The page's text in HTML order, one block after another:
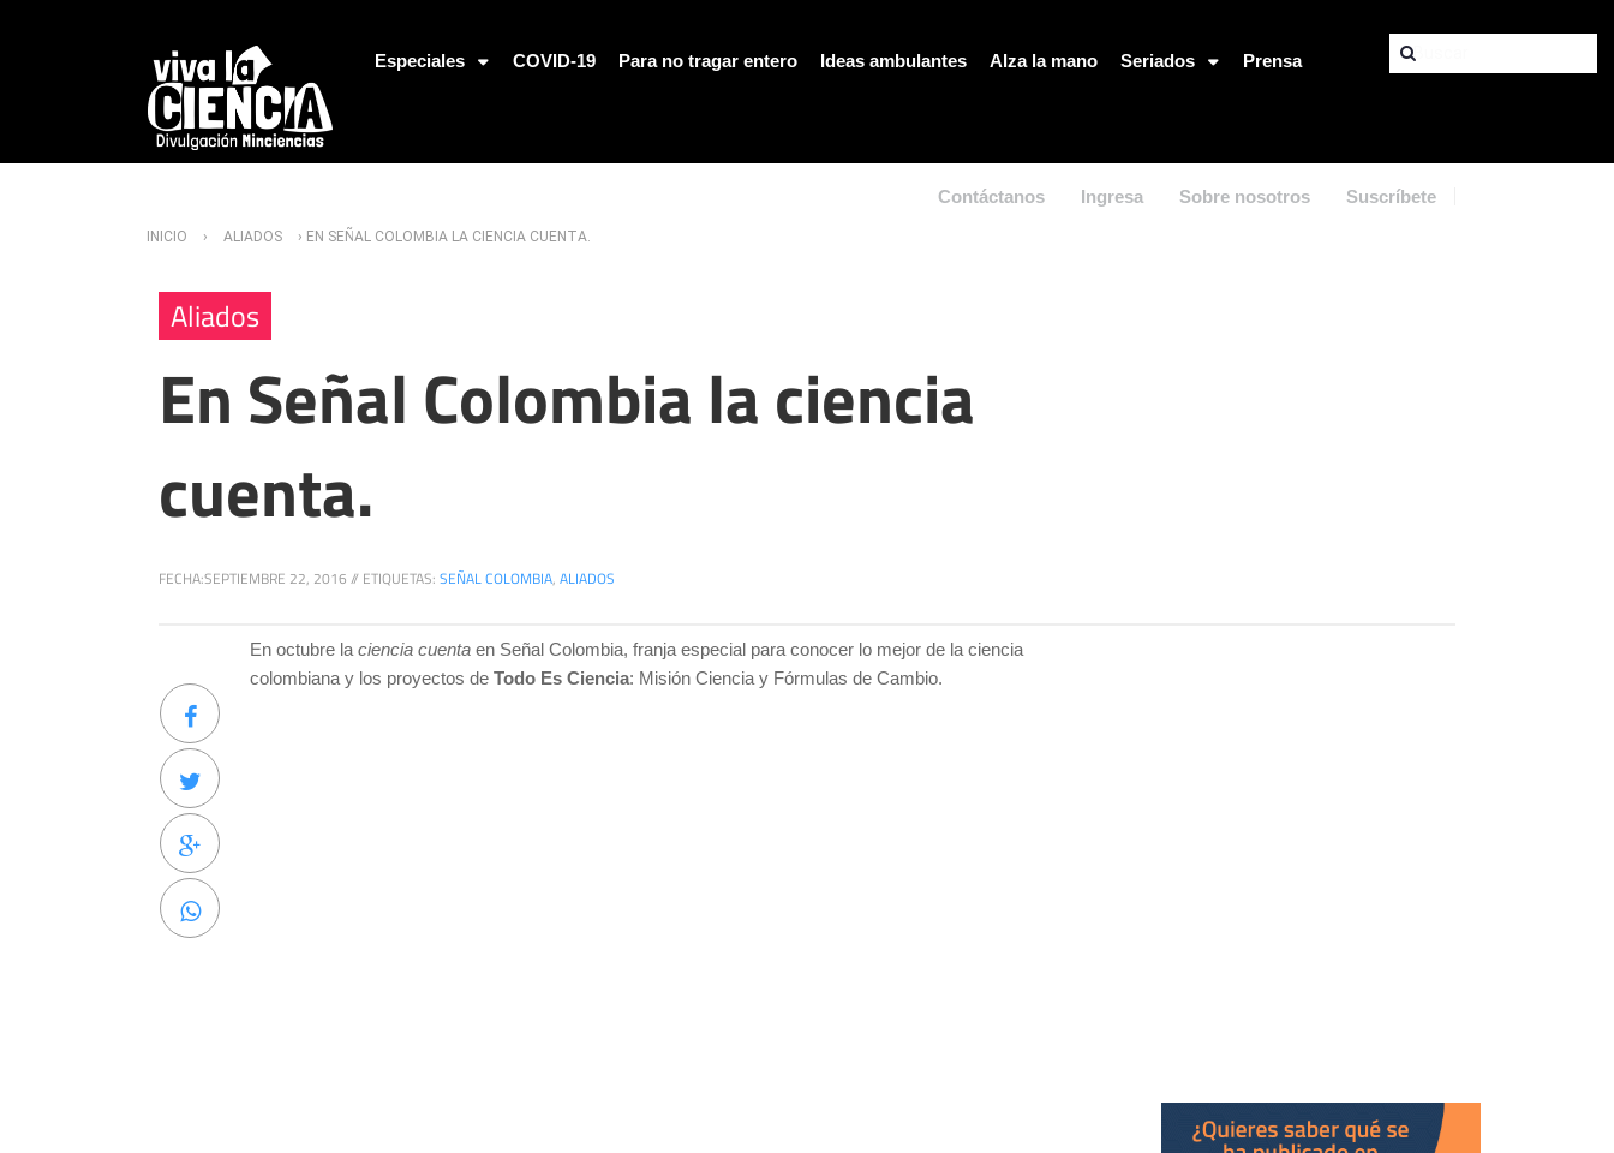
Especiales COVID-19 Para no tragar entero Ideas ambulantes Alza la mano Seriados Prensa
Contáctanos Ingresa Sobre nosotros Suscríbete
Usted está aquí
INICIO › ALIADOS › EN SEÑAL COLOMBIA LA CIENCIA CUENTA.
Aliados
En Señal Colombia la ciencia
cuenta.
FECHA:SEPTIEMBRE 22, 2016 // ETIQUETAS: SEÑAL COLOMBIA, ALIADOS
En octubre la ciencia cuentaen Señal Colombia, franja especial para conocer lo mejor de la ciencia
colombiana y los proyectos de Todo Es Ciencia: Misión Ciencia y Fórmulas de Cambio.